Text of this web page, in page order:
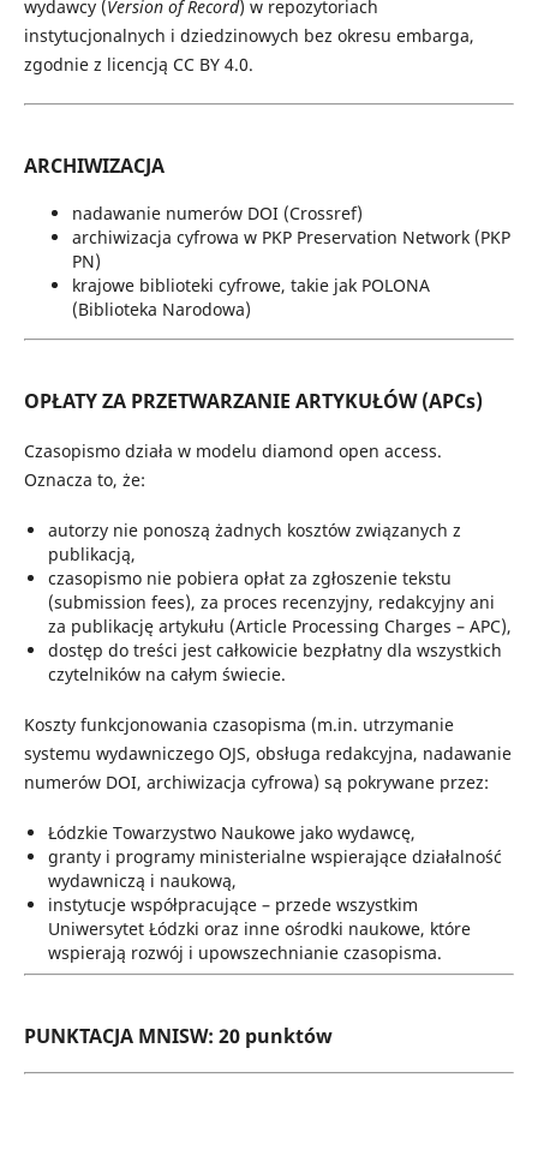
wydawcy (Version of Record) w repozytoriach
instytucjonalnych i dziedzinowych bez okresu embarga,
zgodnie z licencją CC BY 4.0.
ARCHIWIZACJA
nadawanie numerów DOI (Crossref)
archiwizacja cyfrowa w PKP Preservation Network (PKP
PN)
krajowe biblioteki cyfrowe, takie jak POLONA
(Biblioteka Narodowa)
OPŁATY ZA PRZETWARZANIE ARTYKUŁÓW (APCs)
Czasopismo działa w modelu diamond open access.
Oznacza to, że:
autorzy nie ponoszą żadnych kosztów związanych z
publikacją,
czasopismo nie pobiera opłat za zgłoszenie tekstu
(submission fees), za proces recenzyjny, redakcyjny ani
za publikację artykułu (Article Processing Charges – APC),
dostęp do treści jest całkowicie bezpłatny dla wszystkich
czytelników na całym świecie.
Koszty funkcjonowania czasopisma (m.in. utrzymanie
systemu wydawniczego OJS, obsługa redakcyjna, nadawanie
numerów DOI, archiwizacja cyfrowa) są pokrywane przez:
Łódzkie Towarzystwo Naukowe jako wydawcę,
granty i programy ministerialne wspierające działalność
wydawniczą i naukową,
instytucje współpracujące – przede wszystkim
Uniwersytet Łódzki oraz inne ośrodki naukowe, które
wspierają rozwój i upowszechnianie czasopisma.
PUNKTACJA MNISW: 20 punktów